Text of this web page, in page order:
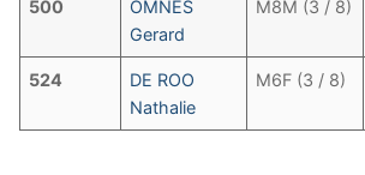
500
OMNES
Gerard
M8M (3 / 8)
524
DE ROO
Nathalie
M6F (3 / 8)